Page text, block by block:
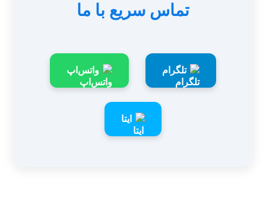
تماس سریع با ما
تلگرام واتس‌اپ
ایتا